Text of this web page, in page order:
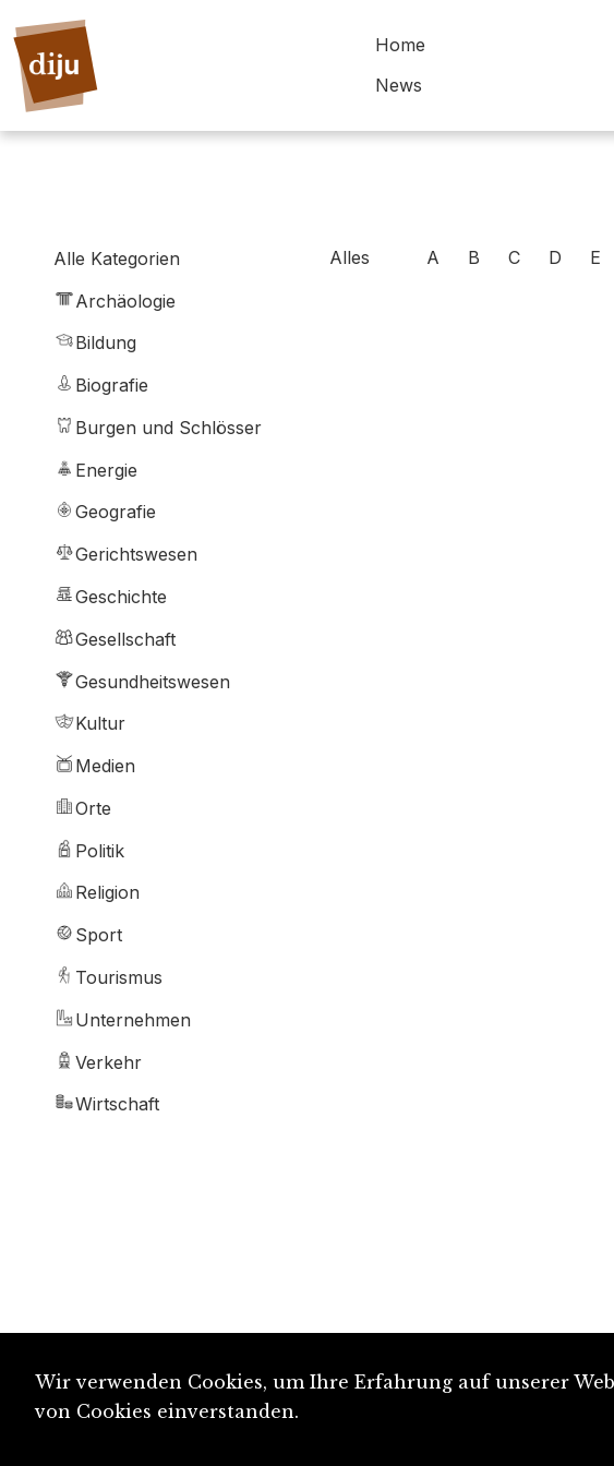
Home
News
Alle Kategorien
Archäologie
Bildung
Biografie
Burgen und Schlösser
Energie
Geografie
Gerichtswesen
Geschichte
Gesellschaft
Gesundheitswesen
Kultur
Medien
Orte
Politik
Religion
Sport
Tourismus
Unternehmen
Verkehr
Wirtschaft
Alles A B C D E
Wir verwenden Cookies, um Ihre Erfahrung auf unserer
von Cookies einverstanden.